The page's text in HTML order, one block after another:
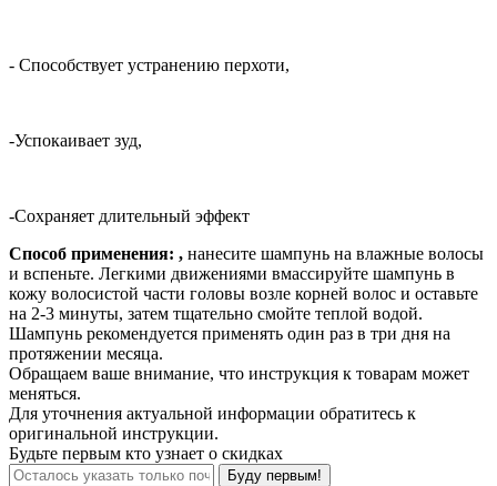
- Способствует устранению перхоти,
-Успокаивает зуд,
-Сохраняет длительный эффект
Способ применения: , нанесите шампунь на влажные волосы
и вспеньте. Легкими движениями вмассируйте шампунь в
кожу волосистой части головы возле корней волос и оставьте
на 2-3 минуты, затем тщательно смойте теплой водой.
Шампунь рекомендуется применять один раз в три дня на
протяжении месяца.
Обращаем ваше внимание, что инструкция к товарам может
меняться.
Для уточнения актуальной информации обратитесь к
оригинальной инструкции.
Будьте первым кто узнает о скидках
Буду первым!